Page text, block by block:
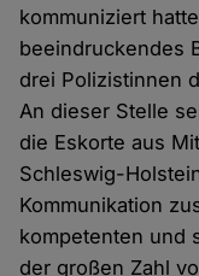
kommuniziert
beeindruckendes
drei Polizistinnen
An dieser Stelle
die Eskorte aus
Schleswig-
Kommunikation
kompetenten und
der großen Zahl